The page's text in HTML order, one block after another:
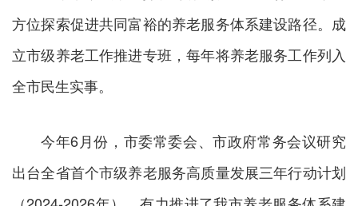
方位探索促进共同富裕的养老服务体系建设路径。成
立市级养老工作推进专班，每年将养老服务工作列入
全市民生实事。
今年6月份，市委常委会、市政府常务会议研究
出台全省首个市级养老服务高质量发展三年行动计划